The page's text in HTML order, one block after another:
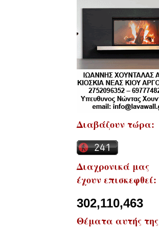
Διαβάζουν τώρα:
Διαχρονικά μας
έχουν επισκεφθεί:
302,110,463
Θέματα αυτής της